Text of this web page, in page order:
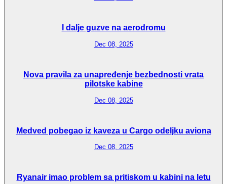
I dalje guzve na aerodromu
Dec 08, 2025
Nova pravila za unapređenje bezbednosti vrata
pilotske kabine
Dec 08, 2025
Medved pobegao iz kaveza u Cargo odeljku aviona
Dec 08, 2025
Ryanair imao problem sa pritiskom u kabini na letu